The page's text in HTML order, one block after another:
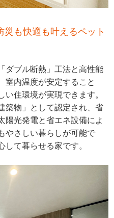
災も快適も叶えるペット
ダブル断熱」工法と高性能
室内温度が安定すること
住環境が実現できます。
築物」として認定され、省
陽光発電と省エネ設備によ
やさしい暮らしが可能で
して暮らせる家です。